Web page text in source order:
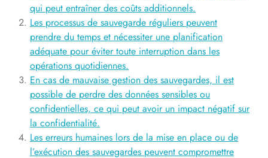
qui peut entraîner des coûts additionnels.
Les processus de sauvegarde réguliers peuvent
prendre du temps et nécessiter une planification
adéquate pour éviter toute interruption dans les
opérations quotidiennes.
En cas de mauvaise gestion des sauvegardes, il est
possible de perdre des données sensibles ou
confidentielles, ce qui peut avoir un impact négatif sur
la confidentialité.
Les erreurs humaines lors de la mise en place ou de
l’exécution des sauvegardes peuvent compromettre